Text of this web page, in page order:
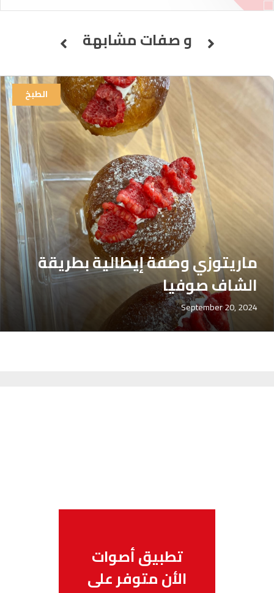
و صفات مشابهة
ماريتوزي وصفة إيطالية بطريقة
الشاف صوفيا
September 20, 2024
الطبخ
تطبيق أصوات
الأن متوفر على